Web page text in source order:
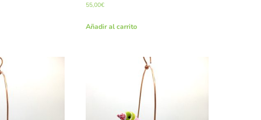
55,00€
Añadir al carrito